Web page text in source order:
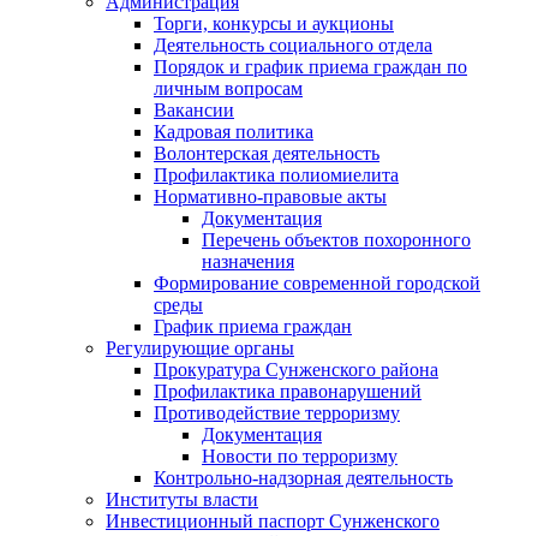
Торги, конкурсы и аукционы
Деятельность социального отдела
Порядок и график приема граждан по
личным вопросам
Вакансии
Кадровая политика
Волонтерская деятельность
Профилактика полиомиелита
Нормативно-правовые акты
Документация
Перечень объектов похоронного
назначения
Формирование современной городской
среды
График приема граждан
Регулирующие органы
Прокуратура Сунженского района
Профилактика правонарушений
Противодействие терроризму
Документация
Новости по терроризму
Контрольно-надзорная деятельность
Институты власти
Инвестиционный паспорт Сунженского